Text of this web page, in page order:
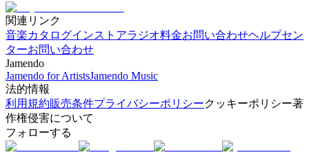
関連リンク
音楽カタログインストアラジオ料金お問い合わせヘルプセン
ターお問い合わせ
Jamendo
Jamendo for ArtistsJamendo Music
法的情報
利用規約販売条件プライバシーポリシークッキーポリシー著
作権侵害について
フォローする